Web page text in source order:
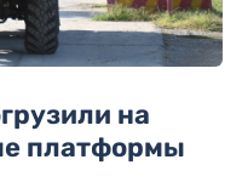
на
платформы